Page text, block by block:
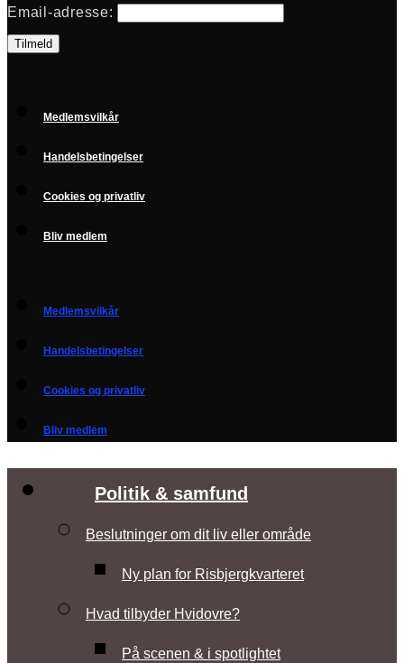
Email-adresse:
Medlemsvilkår
Handelsbetingelser
Cookies og privatliv
Bliv medlem
Medlemsvilkår
Handelsbetingelser
Cookies og privatliv
Bliv medlem
Politik & samfund
Beslutninger om dit liv eller område
Ny plan for Risbjergkvarteret
Hvad tilbyder Hvidovre?
På scenen & i spotlightet